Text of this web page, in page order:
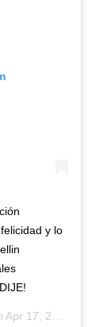
y lo
Apr 17, 2019 at 9:50am PDT